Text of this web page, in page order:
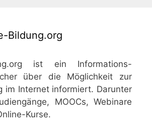
Bildung.org
ist ein Informations-
über die Möglichkeit zur
im Internet informiert. Darunter
MOOCs, Webinare
Kurse.